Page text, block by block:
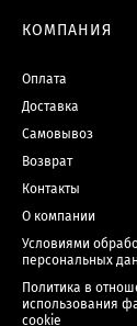
КОМПАНИЯ
Оплата
Доставка
Самовывоз
Возврат
Контакты
О компании
Условиями
персональных
Политика в
использования
cookie